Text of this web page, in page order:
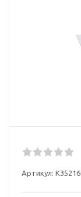
Артикул: